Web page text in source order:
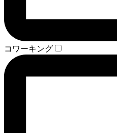
コワーキング